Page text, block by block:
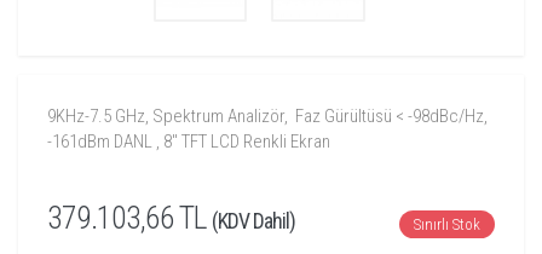
9KHz-7.5 GHz, Spektrum Analizör, Faz Gürültüsü < -98dBc/Hz,
-161dBm DANL , 8" TFT LCD Renkli Ekran
379.103,66 TL (KDV Dahil) Sınırlı Stok